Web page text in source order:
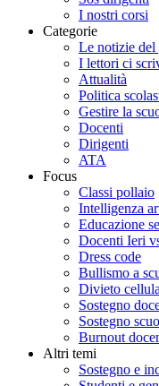
I nostri corsi
Categorie
Le notizie del
I lettori ci
Attualità
Politica
Gestire la
Docenti
Dirigenti
ATA
Focus
Classi pollaio
Intelligenza
Educazione
Docenti Ieri
Dress code
Bullismo a
Divieto
Sostegno
Sostegno
Burnout
Altri temi
Sostegno e